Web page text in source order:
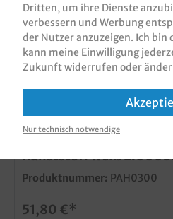
Kunststoff weiß
Produktnummer: PAH0300
51,80 €*
Dritten, um ihre Dienste
verbessern und Werbung
der Nutzer anzuzeigen. Ich
kann meine Einwilligung
Zukunft widerrufen oder
Nur technisch notwendige